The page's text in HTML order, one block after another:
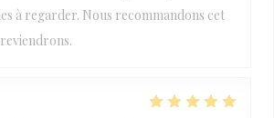
à regarder. Nous recommandons cet